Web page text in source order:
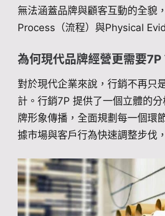
無法涵蓋品牌與顧客互動的全貌
Process（流程）與Physical
為何現代品牌經營更需要7P
對於現代企業來說，行銷不再只
計。行銷7P 提供了一個立體的
牌形象傳播，全面規劃每一個環
據市場與客戶行為快速調整步伐